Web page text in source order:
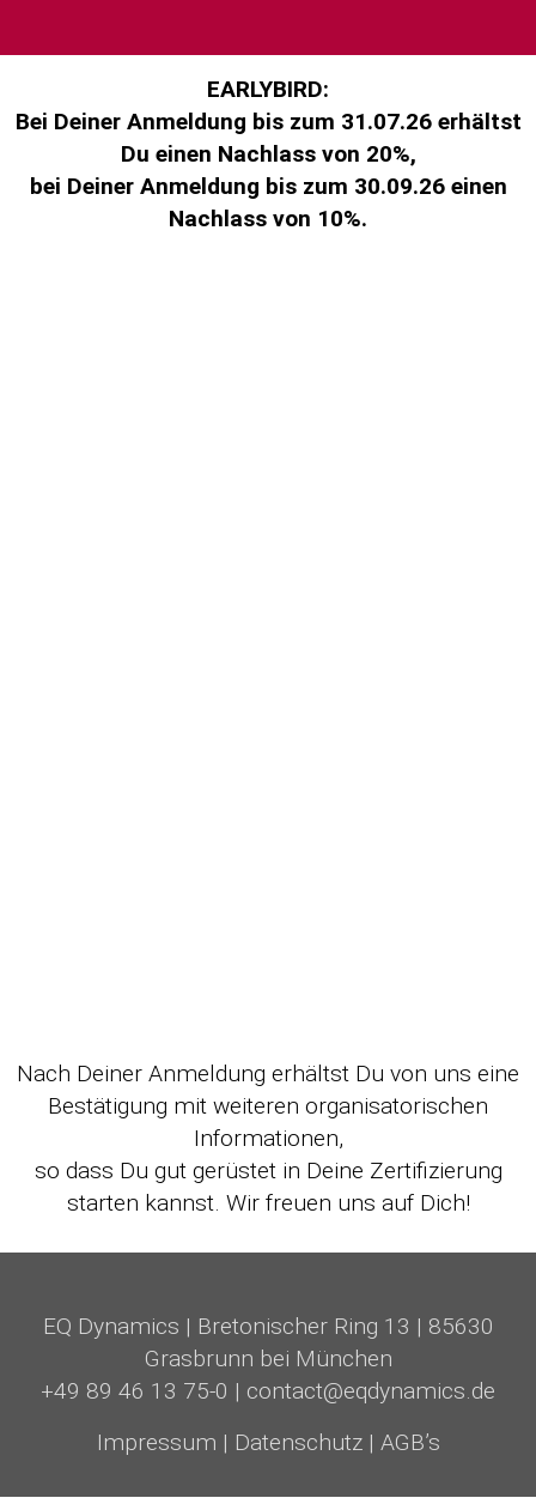
EARLYBIRD:
Bei Deiner Anmeldung bis zum 31.07.26 erhältst
Du einen Nachlass von 20%,
bei Deiner Anmeldung bis zum 30.09.26 einen
Nachlass von 10%.
Nach Deiner Anmeldung erhältst Du von uns eine
Bestätigung mit weiteren organisatorischen
Informationen,
so dass Du gut gerüstet in Deine Zertifizierung
starten kannst. Wir freuen uns auf Dich!
EQ Dynamics | Bretonischer Ring 13 | 85630
Grasbrunn bei München
+49 89 46 13 75-0 | contact@eqdynamics.de
Impressum | Datenschutz| AGB’s